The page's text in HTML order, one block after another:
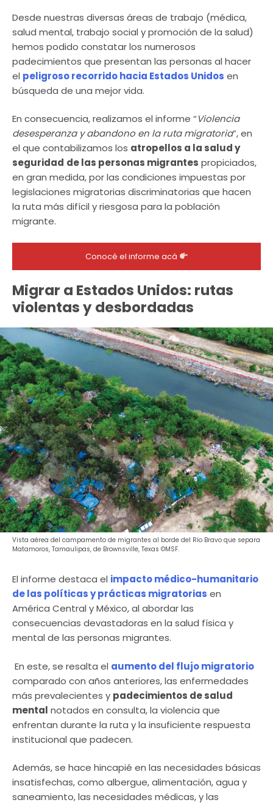
Desde nuestras diversas áreas de trabajo (médica,
salud mental, trabajo social y promoción de la salud)
hemos podido constatar los numerosos
padecimientos que presentan las personas al hacer
el peligroso recorrido hacia Estados Unidos en
búsqueda de una mejor vida.
En consecuencia, realizamos el informe “Violencia
desesperanza y abandono en la ruta migratoria”, en
el que contabilizamos los atropellos a la salud y
seguridad de las personas migrantes propiciados,
en gran medida, por las condiciones impuestas por
legislaciones migratorias discriminatorias que hacen
la ruta más difícil y riesgosa para la población
migrante.
Conocé el informe acá
Migrar a Estados Unidos: rutas
violentas y desbordadas
Vista aérea del campamento de migrantes al borde del Río Bravo que separa
Matamoros, Tamaulipas, de Brownsville, Texas ©MSF.
El informe destaca el impacto médico-humanitario
de las políticas y prácticas migratorias en
América Central y México, al abordar las
consecuencias devastadoras en la salud física y
mental de las personas migrantes.
En este, se resalta el aumento del flujo migratorio
comparado con años anteriores, las enfermedades
más prevalecientes y padecimientos de salud
mental notados en consulta, la violencia que
enfrentan durante la ruta y la insuficiente respuesta
institucional que padecen.
Además, se hace hincapié en las necesidades básicas
insatisfechas, como albergue, alimentación, agua y
saneamiento, las necesidades médicas, y las